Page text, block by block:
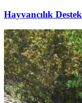
Hayvancılık